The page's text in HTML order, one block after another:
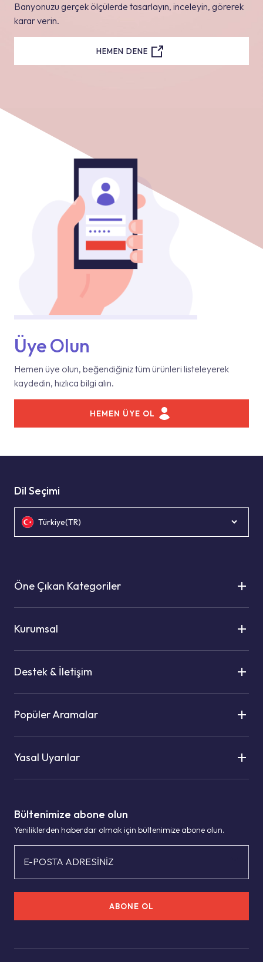
Banyonuzu gerçek ölçülerde tasarlayın, inceleyin, görerek
karar verin.
HEMEN DENE
Üye Olun
Hemen üye olun, beğendiğiniz tüm ürünleri listeleyerek
kaydedin, hızlıca bilgi alın.
HEMEN ÜYE OL
Bültenimize abone olun
Yeniliklerden haberdar olmak için bültenimize abone olun.
E-POSTA ADRESİNİZ
ABONE OL
Dil Seçimi
Türkiye(TR)
Öne Çıkan Kategoriler
Kurumsal
Destek & İletişim
Popüler Aramalar
Yasal Uyarılar